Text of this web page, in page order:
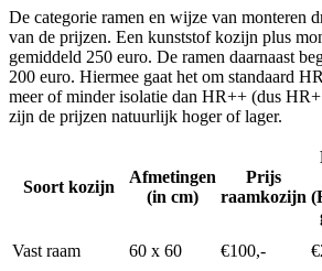
De categorie ramen en wijze van monteren
van de prijzen. Een kunststof kozijn plus
gemiddeld 250 euro. De ramen daarnaast
200 euro. Hiermee gaat het om standaard
meer of minder isolatie dan HR++ (dus
zijn de prijzen natuurlijk hoger of lager.
Soort kozijn
Afmetingen
(in cm)
Prijs
raamkozijn
Vast raam 60 x 60 €100,-